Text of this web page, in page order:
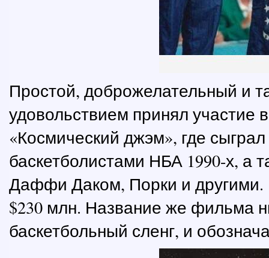
Простой, доброжелательный и
удовольствием принял
«Космический джэм», где
баскетболистами НБА 1990-х, а
Даффи Даком, Порки и
$230 млн. Название же фильма
баскетбольный сленг, и